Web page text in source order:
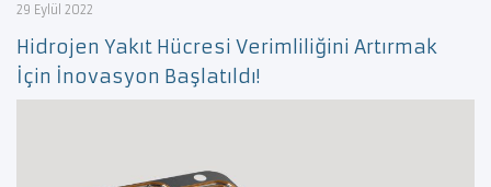
29 Eylül 2022
Hidrojen Yakıt Hücresi Verimliliğini Artırmak
İçin İnovasyon Başlatıldı!